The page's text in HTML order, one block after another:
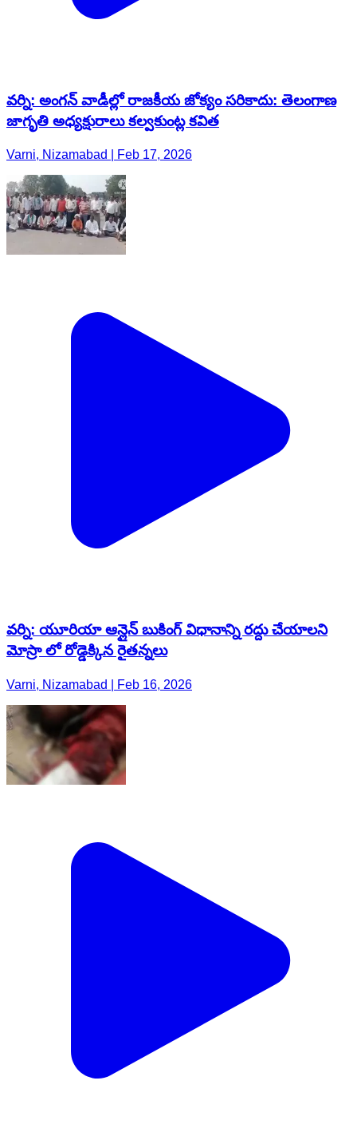
వర్ని: అంగన్ వాడీల్లో రాజకీయ జోక్యం సరికాదు: తెలంగాణ
జాగృతి అధ్యక్షురాలు కల్వకుంట్ల కవిత
Varni, Nizamabad | Feb 17, 2026
వర్ని: యూరియా ఆన్లైన్ బుకింగ్ విధానాన్ని రద్దు చేయాలని
మోస్రా లో రోడ్డెక్కిన రైతన్నలు
Varni, Nizamabad | Feb 16, 2026